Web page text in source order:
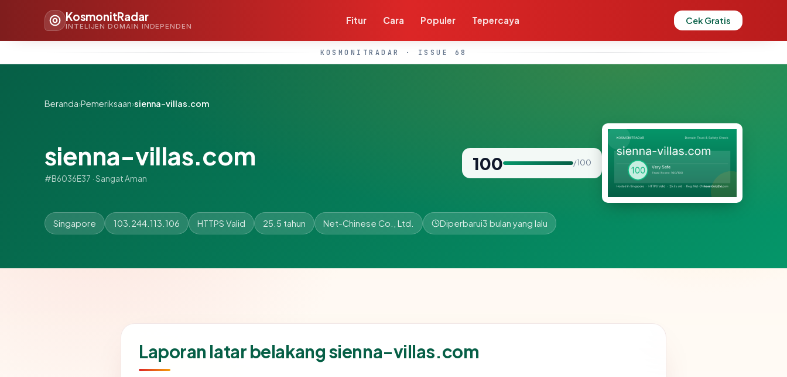
KosmonitRadar
INTELIJEN DOMAIN INDEPENDEN
Fitur Cara Populer Tepercaya Cek Gratis
KOSMONITRADAR · ISSUE 68
Beranda›Pemeriksaan›sienna-villas.com
sienna-villas.com
#B6036E37 · Sangat Aman
100 / 100
Singapore 103.244.113.106 HTTPS Valid 25.5 tahun Net-Chinese Co., Ltd. Diperbarui3 bulan yang lalu
Laporan latar belakang sienna-villas.com